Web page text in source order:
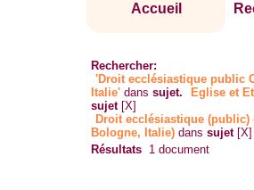
Accueil
Rechercher:
'Droit ecclésiastique public
Italie' danssujet. Eglise et
sujet [X]
Droit ecclésiastique (public)
Bologne, Italie) danssujet [X]
Résultats 1 document